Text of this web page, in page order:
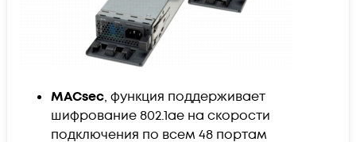
MACsec, функция поддерживает
шифрование 802.1ae на скорости
подключения по всем 48 портам